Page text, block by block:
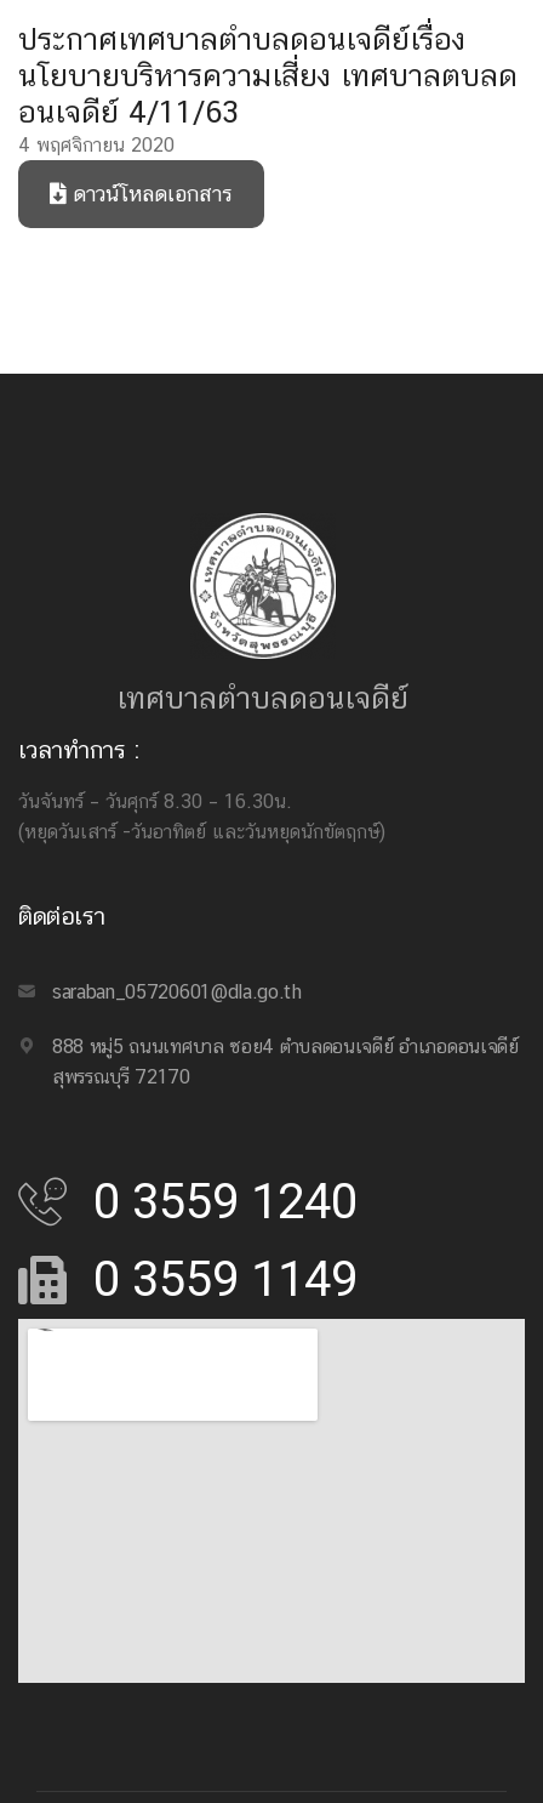
ประกาศเทศบาลตำบลดอนเจดีย์เรื่อง
นโยบายบริหารความเสี่ยง เทศบาลตบลด
อนเจดีย์ 4/11/63
4 พฤศจิกายน 2020
ดาวน์โหลดเอกสาร
เทศบาลตำบลดอนเจดีย์
เวลาทำการ :
วันจันทร์ – วันศุกร์ 8.30 – 16.30น.
(หยุดวันเสาร์ -วันอาทิตย์ และวันหยุดนักขัตฤกษ์)
ติดต่อเรา
saraban_05720601@dla.go.th
888 หมู่5 ถนนเทศบาล ซอย4 ตำบลดอนเจดีย์ อำเภอดอนเจดีย์
สุพรรณบุรี 72170
0 3559 1240
0 3559 1149